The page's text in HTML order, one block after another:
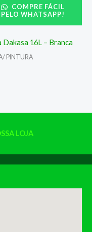
COMPRE FÁCIL
PELO WHATSAPP!
Dakasa 16L – Branca
PINTURA
LOJA